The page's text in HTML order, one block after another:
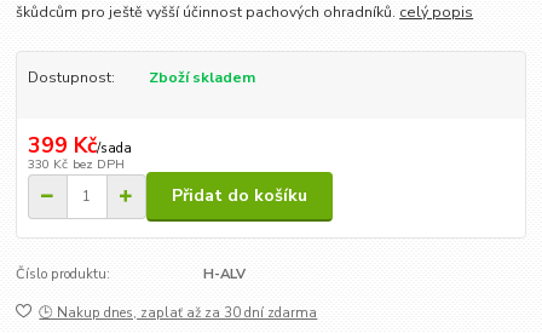
škůdcům pro ještě vyšší účinnost pachových ohradníků. celý popis
Dostupnost: Zboží skladem
399 Kč/sada
330 Kč bez DPH
Přidat do košíku
Číslo produktu: H-ALV
🕒 Nakup dnes, zaplať až za 30 dní zdarma